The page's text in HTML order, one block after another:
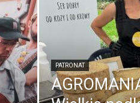
PATRONAT